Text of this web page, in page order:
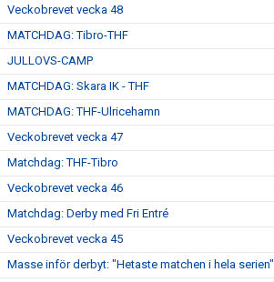
Veckobrevet vecka 48
MATCHDAG: Tibro-THF
JULLOVS-CAMP
MATCHDAG: Skara IK - THF
MATCHDAG: THF-Ulricehamn
Veckobrevet vecka 47
Matchdag: THF-Tibro
Veckobrevet vecka 46
Matchdag: Derby med Fri Entré
Veckobrevet vecka 45
Masse inför derbyt: "Hetaste matchen i hela serien"